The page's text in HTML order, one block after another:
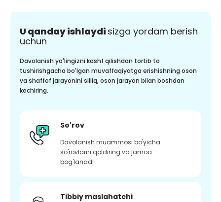
U qanday ishlaydi sizga yordam berish
uchun
Davolanish yo'lingizni kashf qilishdan tortib to
tushirishgacha bo'lgan muvaffaqiyatga erishishning oson
va shaffof jarayonini silliq, oson jarayon bilan boshdan
kechiring.
So'rov
Davolanish muammosi bo'yicha
so'rovlarni qoldiring va jamoa
bog'lanadi
Tibbiy maslahatchi